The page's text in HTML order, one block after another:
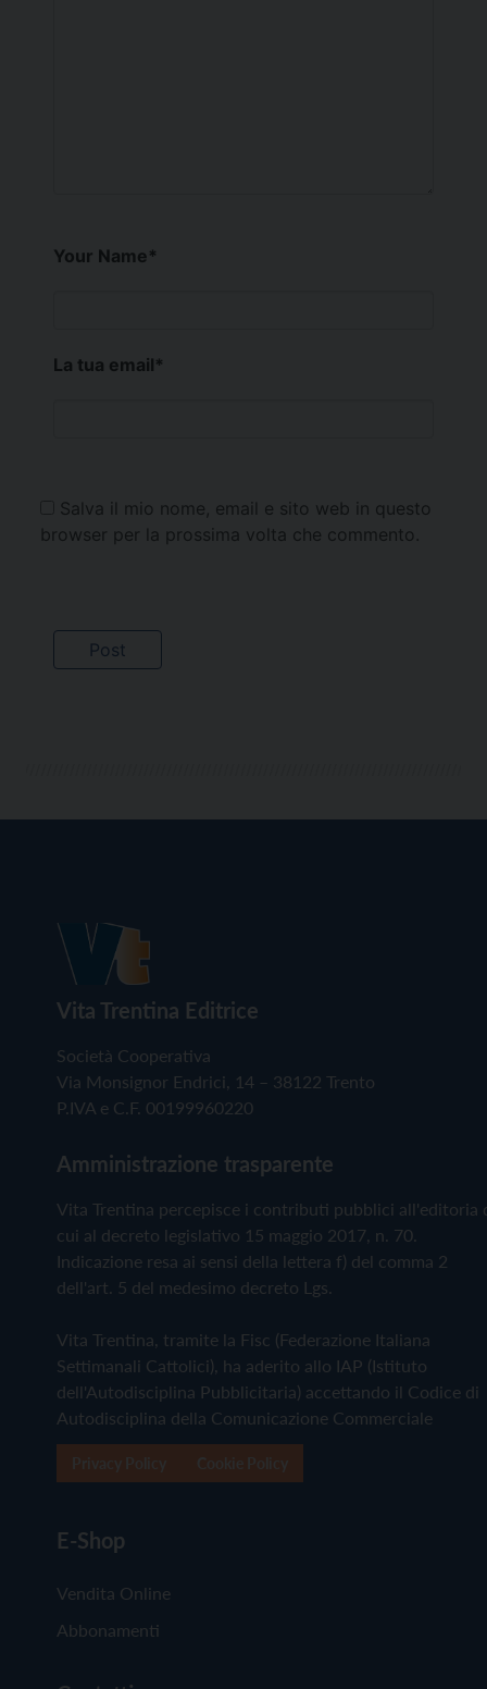
Your Name*
La tua email*
Salva il mio nome, email e sito web in questo
browser per la prossima volta che commento.
Vita Trentina Editrice
Società Cooperativa
Via Monsignor Endrici, 14 – 38122 Trento
P.IVA e C.F. 00199960220
Amministrazione trasparente
Vita Trentina percepisce i contributi pubblici all'editoria
cui al decreto legislativo 15 maggio 2017, n. 70.
Indicazione resa ai sensi della lettera f) del comma 2
dell'art. 5 del medesimo decreto Lgs.
Vita Trentina, tramite la Fisc (Federazione Italiana
Settimanali Cattolici), ha aderito allo IAP (Istituto
dell'Autodisciplina Pubblicitaria) accettando il Codice di
Autodisciplina della Comunicazione Commerciale
E-Shop
Vendita Online
Abbonamenti